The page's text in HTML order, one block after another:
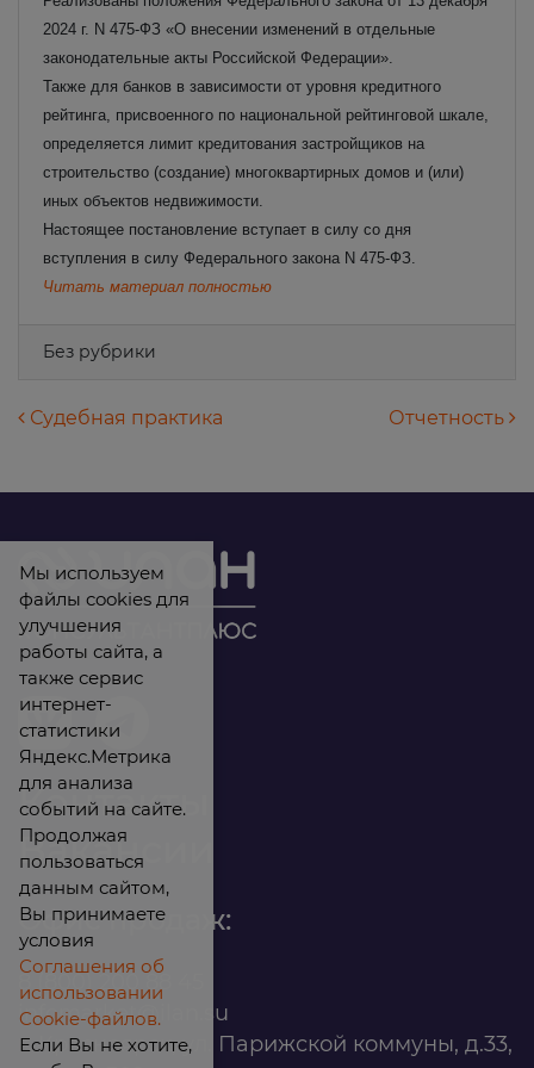
2024 г. N 475-ФЗ «О внесении изменений в отдельные
законодательные акты Российской Федерации».
Также для банков в зависимости от уровня кредитного
рейтинга, присвоенного по национальной рейтинговой шкале,
определяется лимит кредитования застройщиков на
строительство (создание) многоквартирных домов и (или)
иных объектов недвижимости.
Настоящее постановление вступает в силу со дня
вступления в силу Федерального закона N 475-ФЗ.
Читать материал полностью
Без рубрики
Навигация по записям
Судебная практика Отчетность
Контакты
Вакансии
Офис продаж:
infomarket@ilan.su
г. Красноярск, ул. Парижской коммуны, д.33,
Мы используем
файлы cookies для
улучшения
работы сайта, а
также сервис
интернет-
статистики
Яндекс.Метрика
для анализа
событий на сайте.
Продолжая
пользоваться
данным сайтом,
Вы принимаете
условия
Соглашения об
использовании
Cookie-файлов.
Если Вы не хотите,